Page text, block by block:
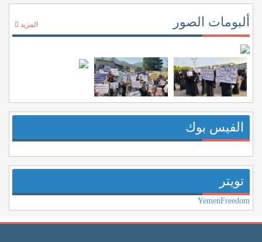
ألبومات الصور المزيد
الفيس بوك
تويتر
YemenFreedom